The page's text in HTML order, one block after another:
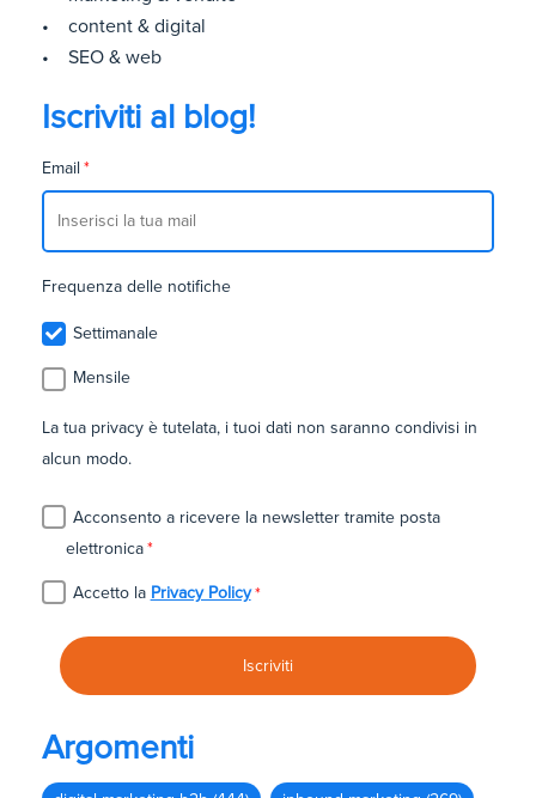
• content & digital
• SEO & web
Iscriviti al blog!
Email *
Frequenza delle notifiche
Settimanale
Mensile
La tua privacy è tutelata, i tuoi dati non saranno condivisi in
alcun modo.
Acconsento a ricevere la newsletter tramite posta
elettronica*
Accetto la Privacy Policy *
Argomenti